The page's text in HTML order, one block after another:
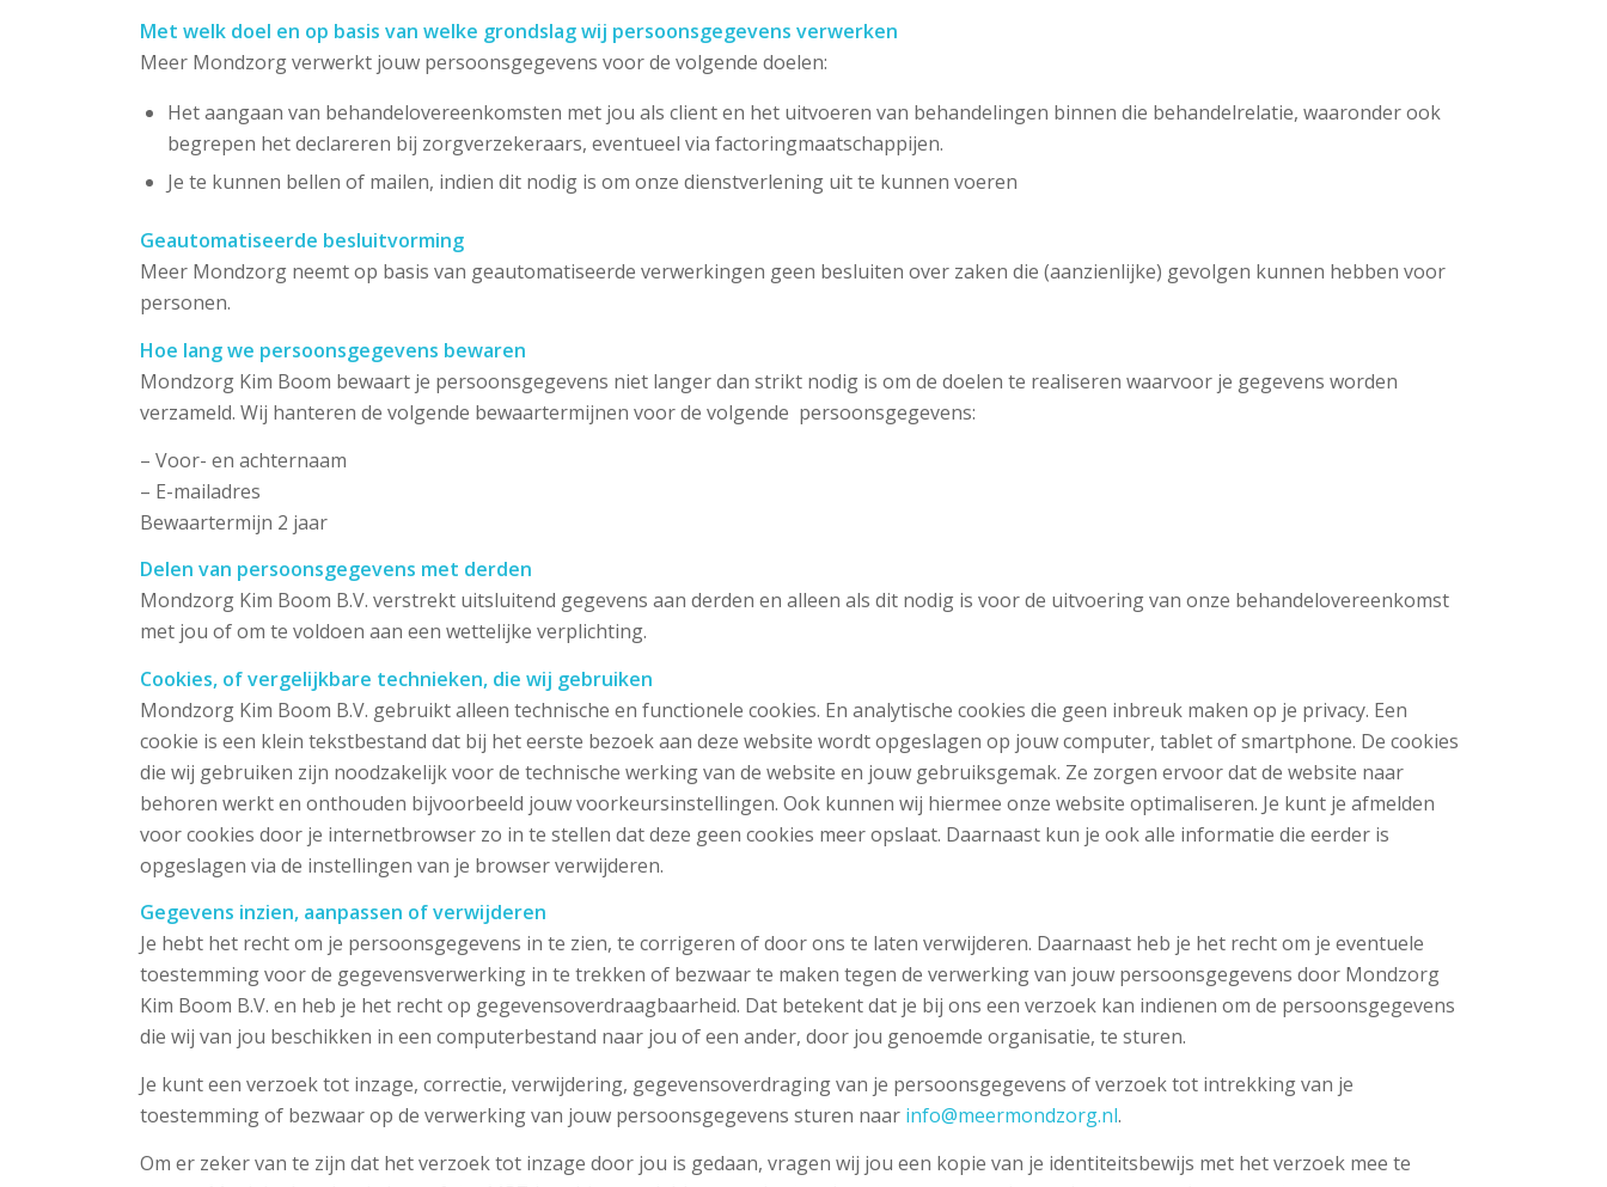
Met welk doel en op basis van welke grondslag wij persoonsgegevens verwerken
Meer Mondzorg verwerkt jouw persoonsgegevens voor de volgende doelen:
Het aangaan van behandelovereenkomsten met jou als client en het uitvoeren van behandelingen binnen die behandelrelatie, waaronder ook
begrepen het declareren bij zorgverzekeraars, eventueel via factoringmaatschappijen.
Je te kunnen bellen of mailen, indien dit nodig is om onze dienstverlening uit te kunnen voeren
Geautomatiseerde besluitvorming
Meer Mondzorg neemt op basis van geautomatiseerde verwerkingen geen besluiten over zaken die (aanzienlijke) gevolgen kunnen hebben voor
personen.
Hoe lang we persoonsgegevens bewaren
Mondzorg Kim Boom bewaart je persoonsgegevens niet langer dan strikt nodig is om de doelen te realiseren waarvoor je gegevens worden
verzameld. Wij hanteren de volgende bewaartermijnen voor de volgende persoonsgegevens:
– Voor- en achternaam
– E-mailadres
Bewaartermijn 2 jaar
Delen van persoonsgegevens met derden
Mondzorg Kim Boom B.V. verstrekt uitsluitend gegevens aan derden en alleen als dit nodig is voor de uitvoering van onze behandelovereenkomst
met jou of om te voldoen aan een wettelijke verplichting.
Cookies, of vergelijkbare technieken, die wij gebruiken
Mondzorg Kim Boom B.V. gebruikt alleen technische en functionele cookies. En analytische cookies die geen inbreuk maken op je privacy. Een
cookie is een klein tekstbestand dat bij het eerste bezoek aan deze website wordt opgeslagen op jouw computer, tablet of smartphone. De cookies
die wij gebruiken zijn noodzakelijk voor de technische werking van de website en jouw gebruiksgemak. Ze zorgen ervoor dat de website naar
behoren werkt en onthouden bijvoorbeeld jouw voorkeursinstellingen. Ook kunnen wij hiermee onze website optimaliseren. Je kunt je afmelden
voor cookies door je internetbrowser zo in te stellen dat deze geen cookies meer opslaat. Daarnaast kun je ook alle informatie die eerder is
opgeslagen via de instellingen van je browser verwijderen.
Gegevens inzien, aanpassen of verwijderen
Je hebt het recht om je persoonsgegevens in te zien, te corrigeren of door ons te laten verwijderen. Daarnaast heb je het recht om je eventuele
toestemming voor de gegevensverwerking in te trekken of bezwaar te maken tegen de verwerking van jouw persoonsgegevens door Mondzorg
Kim Boom B.V. en heb je het recht op gegevensoverdraagbaarheid. Dat betekent dat je bij ons een verzoek kan indienen om de persoonsgegevens
die wij van jou beschikken in een computerbestand naar jou of een ander, door jou genoemde organisatie, te sturen.
Je kunt een verzoek tot inzage, correctie, verwijdering, gegevensoverdraging van je persoonsgegevens of verzoek tot intrekking van je
toestemming of bezwaar op de verwerking van jouw persoonsgegevens sturen naar info@meermondzorg.nl.
Om er zeker van te zijn dat het verzoek tot inzage door jou is gedaan, vragen wij jou een kopie van je identiteitsbewijs met het verzoek mee te